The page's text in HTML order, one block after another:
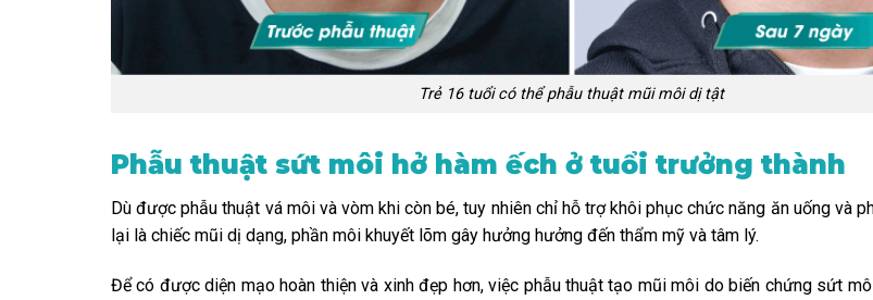
Trẻ 16 tuổi có thể phẫu thuật mũi môi dị tật
Phẫu thuật sứt môi hở hàm ếch ở tuổi trưởng thành
Dù được phẫu thuật vá môi và vòm khi còn bé, tuy nhiên chỉ hỗ trợ khôi phục chức năng ăn uống và
lại là chiếc mũi dị dạng, phần môi khuyết lõm gây hưởng hưởng đến thẩm mỹ và tâm lý.
Để có được diện mạo hoàn thiện và xinh đẹp hơn, việc phẫu thuật tạo mũi môi do biến chứng sứt